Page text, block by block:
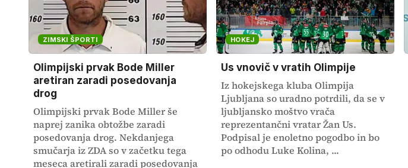
ZIMSKI ŠPORTI
Olimpijski prvak Bode Miller
aretiran zaradi posedovanja
drog
Olimpijski prvak Bode Miller še
naprej zanika obtožbe zaradi
posedovanja drog. Nekdanjega
smučarja iz ZDA so v začetku tega
meseca aretirali zaradi posedovanja
HOKEJ
Us vnovič v vratih Olimpije
Iz hokejskega kluba Olimpija
Ljubljana so uradno potrdili, da se v
ljubljansko moštvo vrača
reprezentančni vratar Žan Us.
Podpisal je enoletno pogodbo in bo
po odhodu Luke Kolina, ...